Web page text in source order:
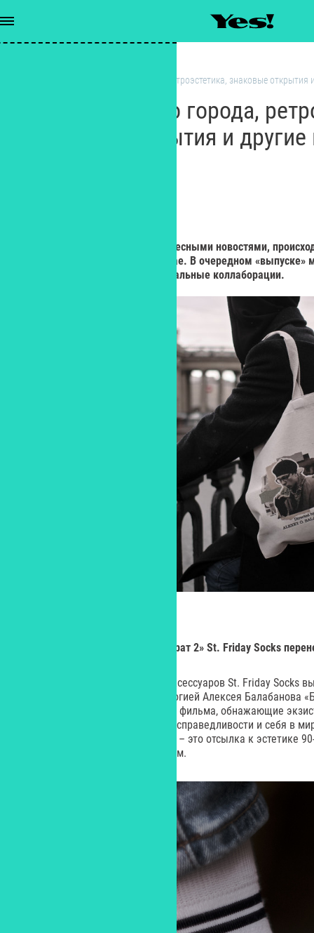
Пульс большого города, ретроэстетика, знаковые
Пульс большого города,
знаковые открытия и
Продолжаем знакомить с интересными новостями,
пространстве стиля и моды в мае. В очередном
коллекции, события и концептуальные коллаборации.
Цитаты из фильмов «Брат» и «Брат 2» St. Friday Socks
Бренд дизайнерских носков и аксессуаров St. Friday Socks
коллекцию, вдохновленную дилогией Алексея Балабанова
легендарные цитаты и кадры из фильма, обнажающие
героев на тему поиска смыслов, справедливости и себя в
рухнули. Дизайн каждой модели – это отсылка к эстетике
меланхолией и нонконформизмом.